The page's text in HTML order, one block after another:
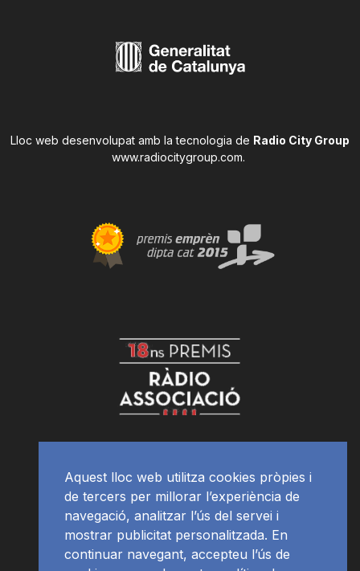
Lloc web desenvolupat amb la tecnologia de Radio City Group
www.radiocitygroup.com.
Aquest lloc web utilitza cookies pròpies i
de tercers per millorar l’experiència de
navegació, analitzar l’ús del servei i
mostrar publicitat personalitzada. En
continuar navegant, accepteu l’ús de